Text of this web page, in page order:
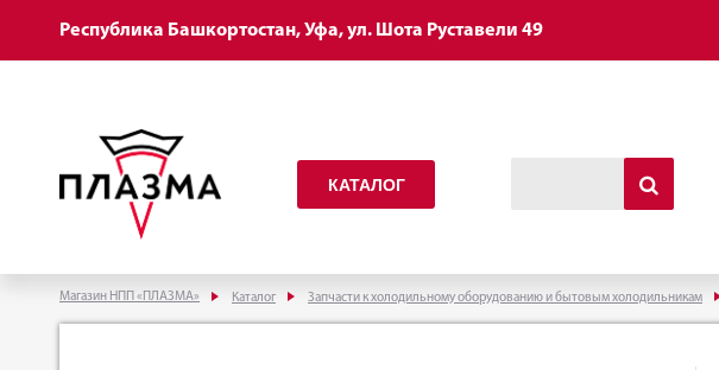
Республика Башкортостан, Уфа, ул. Шота Руставели 49
КАТАЛОГ
Магазин НПП «ПЛАЗМА» Каталог Запчасти к холодильному оборудованию и бытовым холодильникам